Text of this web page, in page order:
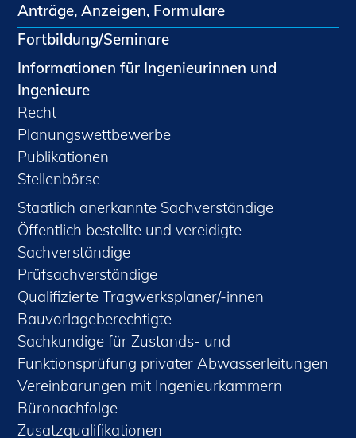
Anträge, Anzeigen, Formulare
Fortbildung/Seminare
Informationen für Ingenieurinnen und
Ingenieure
Recht
Planungswettbewerbe
Publikationen
Stellenbörse
Staatlich anerkannte Sachverständige
Öffentlich bestellte und vereidigte
Sachverständige
Prüfsachverständige
Qualifizierte Tragwerksplaner/-innen
Bauvorlageberechtigte
Sachkundige für Zustands- und
Funktionsprüfung privater Abwasserleitungen
Vereinbarungen mit Ingenieurkammern
Büronachfolge
Zusatzqualifikationen